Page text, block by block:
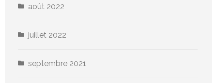
août 2022
juillet 2022
septembre 2021